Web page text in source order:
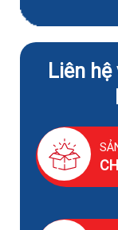
Liên